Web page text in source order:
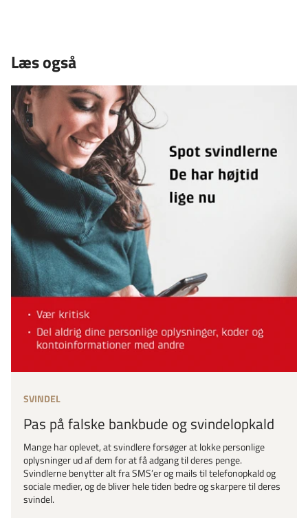
Læs også
SVINDEL
Pas på falske bankbude og svindelopkald
Mange har oplevet, at svindlere forsøger at lokke personlige
oplysninger ud af dem for at få adgang til deres penge.
Svindlerne benytter alt fra SMS’er og mails til telefonopkald og
sociale medier, og de bliver hele tiden bedre og skarpere til deres
svindel.